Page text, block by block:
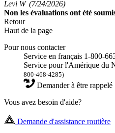
Levi W (7/24/2026)
Non les évaluations ont été
Retour
Haut de la page
Pour nous contacter
Service en français 1-800-
Service pour l'Amérique
800-468-4285)
Demander à être rappelé
Vous avez besoin d'aide?
Demande d'assistance routière